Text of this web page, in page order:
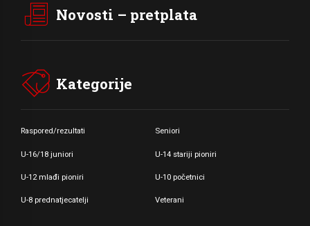
Novosti – pretplata
Kategorije
Raspored/rezultati Seniori
U-16/18 juniori U-14 stariji pioniri
U-12 mlađi pioniri U-10 početnici
U-8 prednatjecatelji Veterani